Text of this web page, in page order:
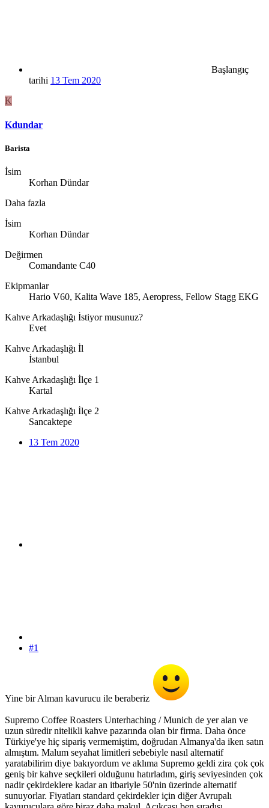
Başlangıç
tarihi 13 Tem 2020
K
Kdundar
Barista
İsim
Korhan Dündar
Daha fazla
İsim
Korhan Dündar
Değirmen
Comandante C40
Ekipmanlar
Hario V60, Kalita Wave 185, Aeropress, Fellow Stagg EKG
Kahve Arkadaşlığı İstiyor musunuz?
Evet
Kahve Arkadaşlığı İl
İstanbul
Kahve Arkadaşlığı İlçe 1
Kartal
Kahve Arkadaşlığı İlçe 2
Sancaktepe
13 Tem 2020
#1
Yine bir Alman kavurucu ile beraberiz
Supremo Coffee Roasters Unterhaching / Munich de yer alan ve
uzun süredir nitelikli kahve pazarında olan bir firma. Daha önce
Türkiye'ye hiç sipariş vermemiştim, doğrudan Almanya'da iken satın
almıştım. Malum seyahat limitleri sebebiyle nasıl alternatif
yaratabilirim diye bakıyordum ve aklıma Supremo geldi zira çok çok
geniş bir kahve seçkileri olduğunu hatırladım, giriş seviyesinden çok
nadir çekirdeklere kadar an itbariyle 50'nin üzerinde alternatif
sunuyorlar. Fiyatları standard çekirdekler için diğer Avrupalı